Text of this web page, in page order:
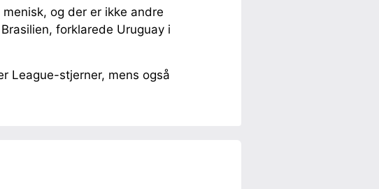
og der er ikke andre
forklarede Uruguay i
League-stjerner, mens også